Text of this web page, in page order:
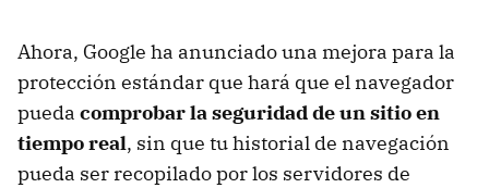
Ahora, Google ha anunciado una mejora para la
protección estándar que hará que el navegador
pueda comprobar la seguridad de un sitio en
tiempo real, sin que tu historial de navegación
pueda ser recopilado por los servidores de